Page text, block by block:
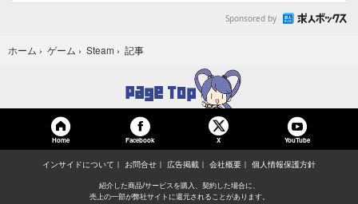
Sponsored by
ホーム › ゲーム › Steam › 記事
Home Facebook X YouTube
インサイドについて お問合せ 広告掲載 会社概要 個人情報保護方針
紹介した商品/サービスを購入、契約した場合に、
売上の一部が弊社サイトに還元されることがあります。